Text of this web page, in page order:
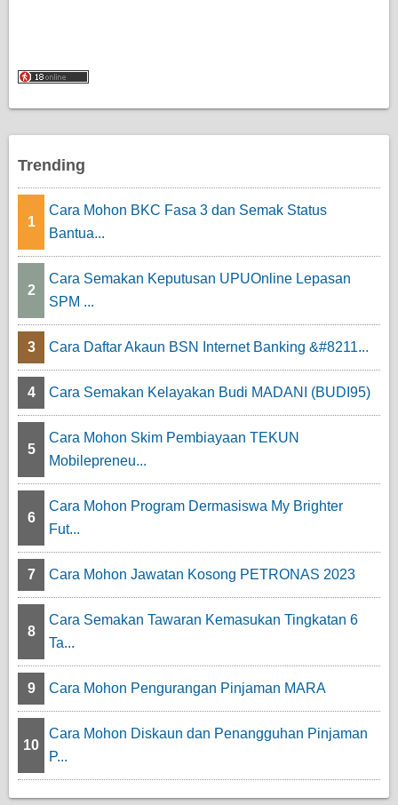
Trending
1
Cara Mohon BKC Fasa 3 dan Semak Status
Bantua...
2
Cara Semakan Keputusan UPUOnline Lepasan
SPM ...
3 Cara Daftar Akaun BSN Internet Banking &#8211...
4 Cara Semakan Kelayakan Budi MADANI (BUDI95)
5
Cara Mohon Skim Pembiayaan TEKUN
Mobilepreneu...
6
Cara Mohon Program Dermasiswa My Brighter
Fut...
7 Cara Mohon Jawatan Kosong PETRONAS 2023
8
Cara Semakan Tawaran Kemasukan Tingkatan 6
Ta...
9 Cara Mohon Pengurangan Pinjaman MARA
10
Cara Mohon Diskaun dan Penangguhan Pinjaman
P...